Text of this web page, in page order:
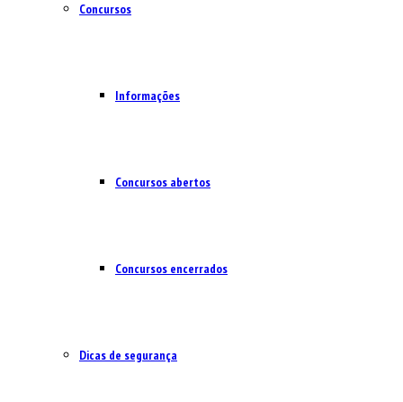
Concursos
Informações
Concursos abertos
Concursos encerrados
Dicas de segurança